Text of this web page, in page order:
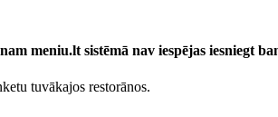
meniu.lt sistēmā nav iespējas iesniegt
tuvākajos restorānos.